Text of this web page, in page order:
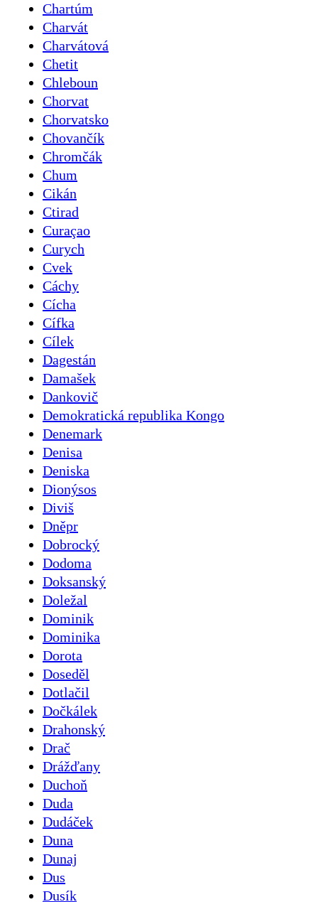
Chartúm
Charvát
Charvátová
Chetit
Chleboun
Chorvat
Chorvatsko
Chovančík
Chromčák
Chum
Cikán
Ctirad
Curaçao
Curych
Cvek
Cáchy
Cícha
Cífka
Cílek
Dagestán
Damašek
Dankovič
Demokratická republika Kongo
Denemark
Denisa
Deniska
Dionýsos
Diviš
Dněpr
Dobrocký
Dodoma
Doksanský
Doležal
Dominik
Dominika
Dorota
Doseděl
Dotlačil
Dočkálek
Drahonský
Drač
Drážďany
Duchoň
Duda
Dudáček
Duna
Dunaj
Dus
Dusík